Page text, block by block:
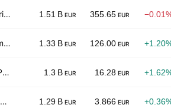
Ferrari NV 1.51 B EUR 355.65 EUR
Prysmian S.p.A. 1.33 B EUR 126.00 EUR
NewPrinces S.p.A. 1.3 B EUR 16.28 EUR
Hera S.p.A. 1.29 B EUR 3.866 EUR